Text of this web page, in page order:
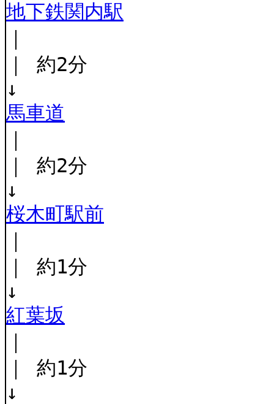
地下鉄関内駅
｜ 約2分
↓
馬車道
｜ 約2分
↓
桜木町駅前
｜ 約1分
↓
紅葉坂
｜ 約1分
↓